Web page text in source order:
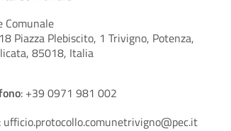
Comunale
Piazza Plebiscito, 1 Trivigno, Potenza,
85018, Italia
: +39 0971 981 002
: ufficio.protocollo.comunetrivigno@pec.it